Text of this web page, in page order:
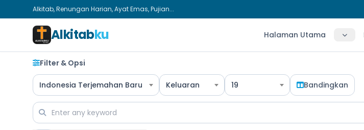
Alkitab, Renungan Harian, Ayat Emas, Pujian...
Alkitabku Halaman Utama
Filter & Opsi
Indonesia Terjemahan Baru Keluaran 19 Bandingkan